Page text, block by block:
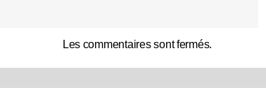
Les commentaires sont fermés.